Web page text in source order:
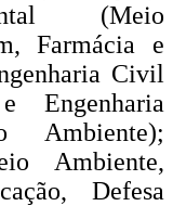
(Meio
Farmácia e
Civil
Engenharia
Ambiente);
Ambiente,
Defesa